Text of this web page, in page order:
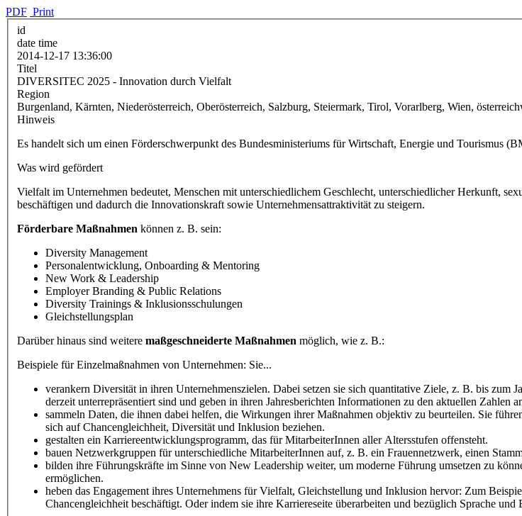
PDF Print
id
date time
2014-12-17 13:36:00
Titel
DIVERSITEC 2025 - Innovation durch Vielfalt
Region
Burgenland, Kärnten, Niederösterreich, Oberösterreich, Salzburg, Steiermark, Tirol, Vorarlberg, Wien,
Hinweis
Es handelt sich um einen Förderschwerpunkt des Bundesministeriums für Wirtschaft, Energie und Tourismus
Was wird gefördert
Vielfalt im Unternehmen bedeutet, Menschen mit unterschiedlichem Geschlecht, unterschiedlicher Herkunft,
beschäftigen und dadurch die Innovationskraft sowie Unternehmensattraktivität zu steigern.
Förderbare Maßnahmen können z. B. sein:
Diversity Management
Personalentwicklung, Onboarding & Mentoring
New Work & Leadership
Employer Branding & Public Relations
Diversity Trainings & Inklusionsschulungen
Gleichstellungsplan
Darüber hinaus sind weitere maßgeschneiderte Maßnahmen möglich, wie z. B.:
Beispiele für Einzelmaßnahmen von Unternehmen: Sie...
verankern Diversität in ihren Unternehmenszielen. Dabei setzen sie sich quantitative Ziele, z. B. bis zum
derzeit unterrepräsentiert sind und geben in ihren Jahresberichten Informationen zu den aktuellen Zahlen
sammeln Daten, die ihnen dabei helfen, die Wirkungen ihrer Maßnahmen objektiv zu beurteilen. Sie
sich auf Chancengleichheit, Diversität und Inklusion beziehen.
gestalten ein Karriereentwicklungsprogramm, das für MitarbeiterInnen aller Altersstufen offensteht.
bauen Netzwerkgruppen für unterschiedliche MitarbeiterInnen auf, z. B. ein Frauennetzwerk, einen
bilden ihre Führungskräfte im Sinne von New Leadership weiter, um moderne Führung umsetzen zu
ermöglichen.
heben das Engagement ihres Unternehmens für Vielfalt, Gleichstellung und Inklusion hervor: Zum
Chancengleichheit beschäftigt. Oder indem sie ihre Karriereseite überarbeiten und bezüglich Sprache